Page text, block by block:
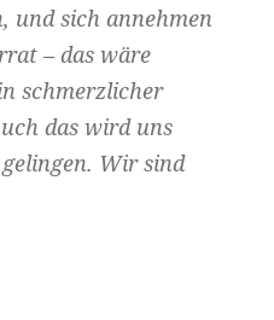
und sich annehmen
– das wäre
schmerzlicher
das wird uns
Wir sind